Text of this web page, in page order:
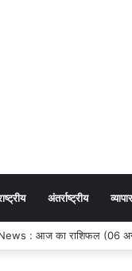
अंतर्राष्ट्रीय व्यापार